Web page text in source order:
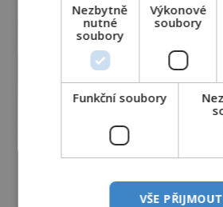
reklama
Nezbytně
nutné
soubory
Výkonové
soubory
Funkční soubory
VŠE PŘIJMOUT